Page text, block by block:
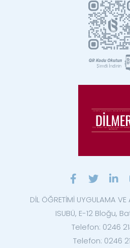
DİL ÖĞRETİMİ UYGULAMA VE
ISUBÜ, E-12 Bloğu,
Telefon: 0246
Telefon: 0246